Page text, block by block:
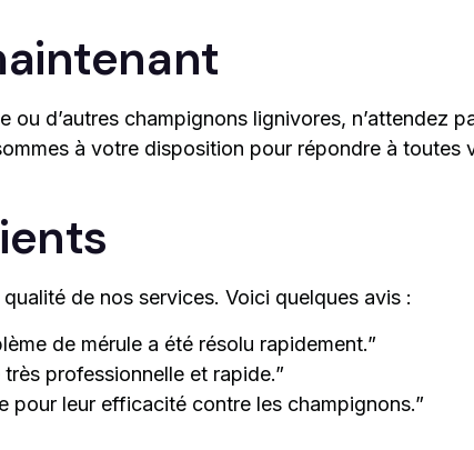
d’autres champignons lignivores, n’attendez
à votre disposition pour répondre à
de nos services. Voici quelques avis :
de mérule a été résolu rapidement.”
professionnelle et rapide.”
pour leur efficacité contre les champignons.”